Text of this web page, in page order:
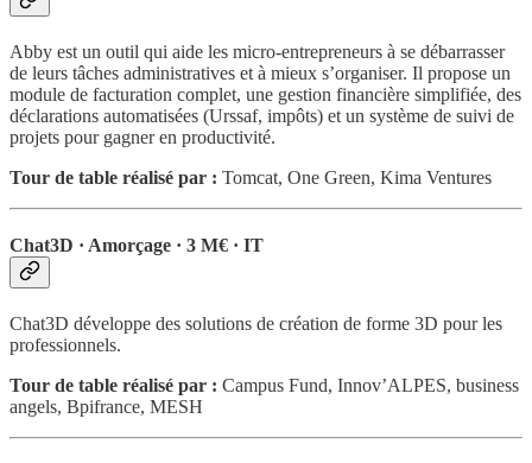
Abby est un outil qui aide les micro-entrepreneurs à se débarrasser
de leurs tâches administratives et à mieux s’organiser. Il propose un
module de facturation complet, une gestion financière simplifiée, des
déclarations automatisées (Urssaf, impôts) et un système de suivi de
projets pour gagner en productivité.
Tour de table réalisé par : Tomcat, One Green, Kima Ventures
Chat3D · Amorçage · 3 M€ · IT
Chat3D développe des solutions de création de forme 3D pour les
professionnels.
Tour de table réalisé par : Campus Fund, Innov’ALPES, business
angels, Bpifrance, MESH